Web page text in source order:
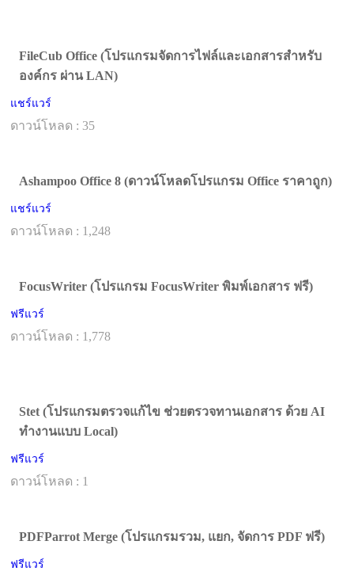
FileCub Office (โปรแกรมจัดการไฟล์และเอกสารสำหรับ
องค์กร ผ่าน LAN)
แชร์แวร์
ดาวน์โหลด : 35
Ashampoo Office 8 (ดาวน์โหลดโปรแกรม Office ราคาถูก)
แชร์แวร์
ดาวน์โหลด : 1,248
FocusWriter (โปรแกรม FocusWriter พิมพ์เอกสาร ฟรี)
ฟรีแวร์
ดาวน์โหลด : 1,778
Stet (โปรแกรมตรวจแก้ไข ช่วยตรวจทานเอกสาร ด้วย AI
ทำงานแบบ Local)
ฟรีแวร์
ดาวน์โหลด : 1
PDFParrot Merge (โปรแกรมรวม, แยก, จัดการ PDF ฟรี)
ฟรีแวร์